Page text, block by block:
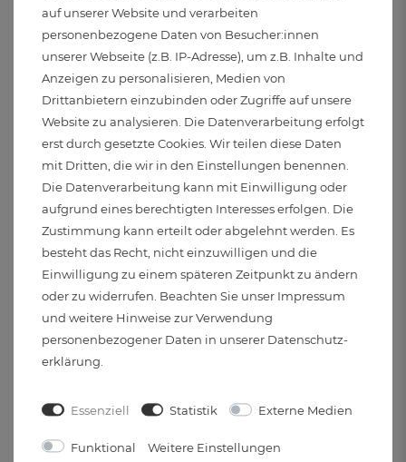
VARDA Garten
Pollerleuchte inkl. LED
Birne E27 Vintage
Filament extra
warmweiß 3W
Aktuell nicht lieferbar
VARDA schwarze
Wegeleuchte inkl.
Smarthome LED E27
Birne WLAN dim
warmweiß bis kaltweiß
Aktuell nicht lieferbar
auf unserer Website und verarbeiten
personenbezogene Daten von Besucher:innen
unserer Webseite (z.B. IP-Adresse), um z.B. Inhalte und
Anzeigen zu personalisieren, Medien von
Drittanbietern einzubinden oder Zugriffe auf unsere
Website zu analysieren. Die Datenverarbeitung erfolgt
erst durch gesetzte Cookies. Wir teilen diese Daten
mit Dritten, die wir in den Einstellungen benennen.
Die Datenverarbeitung kann mit Einwilligung oder
aufgrund eines berechtigten Interesses erfolgen. Die
Zustimmung kann erteilt oder abgelehnt werden. Es
besteht das Recht, nicht einzuwilligen und die
Einwilligung zu einem späteren Zeitpunkt zu ändern
oder zu widerrufen. Beachten Sie unser Impressum
und weitere Hinweise zur Verwendung
personenbezogener Daten in unserer Daten­schutz­
erklärung.
Essenziell Statistik Externe Medien
Funktional Weitere Einstellungen